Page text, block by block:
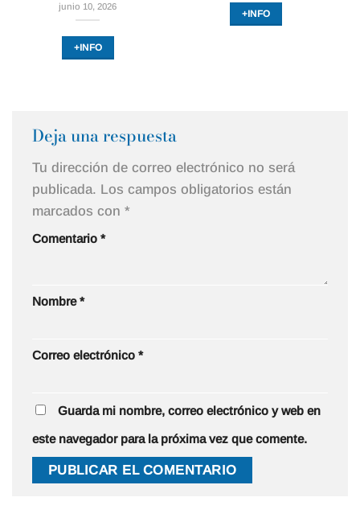
junio 10, 2026
+INFO
+INFO
Deja una respuesta
Tu dirección de correo electrónico no será
publicada. Los campos obligatorios están
marcados con *
Comentario *
Nombre*
Correo electrónico *
Guarda mi nombre, correo electrónico y web en
este navegador para la próxima vez que comente.